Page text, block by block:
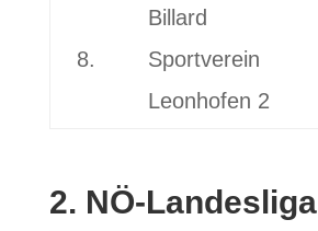
8.
Billard
Sportverein
Leonhofen 2
2. NÖ-Landesliga